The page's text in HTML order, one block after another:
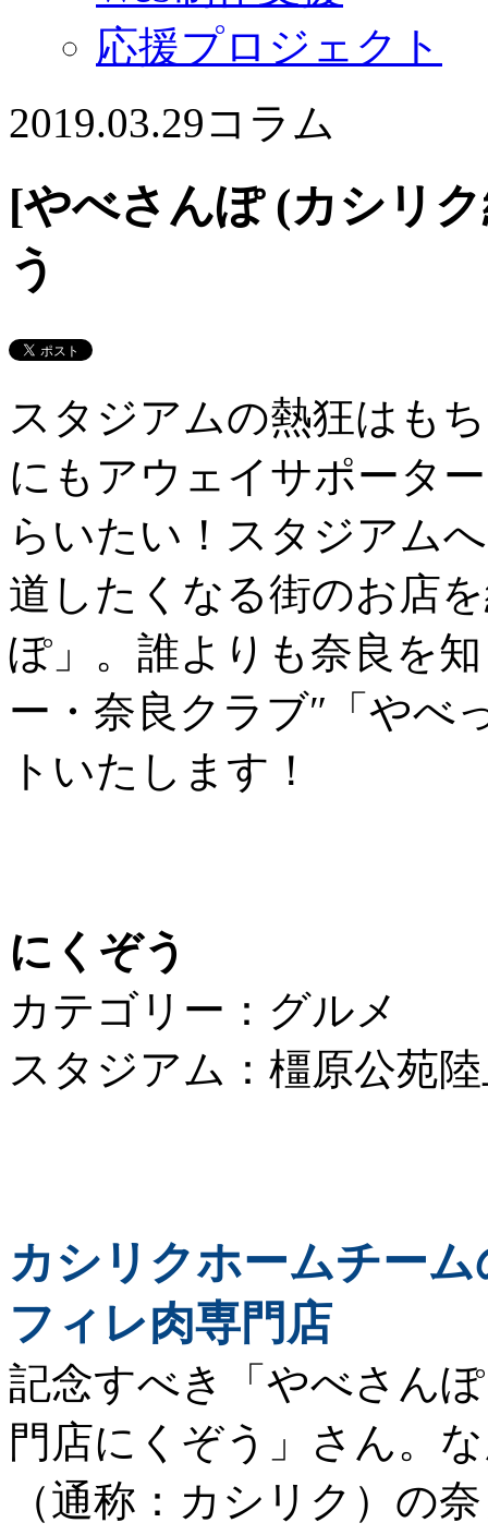
応援プロジェクト
2019.03.29コラム
[やべさんぽ (カシリ
う
スタジアムの熱狂はも
にもアウェイサポータ
らいたい！ スタジアム
道したくなる街のお店
ぽ」。 誰よりも奈良を
ー・奈良クラブ″「やべ
トいたします！
にくぞう
カテゴリー：グルメ
スタジアム：橿原公苑
カシリクホームチー
フィレ肉専門店
記念すべき「やべさん
門店にくぞう」さん。
（通称：カシリク）の